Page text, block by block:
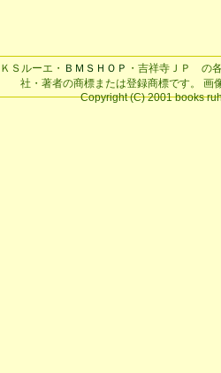
Ｓルーエ・ ＢＭＳＨＯＰ ・吉祥寺ＪＰ の
社・著者の商標または登録商標です。 画
Copyright (C) 2001 books